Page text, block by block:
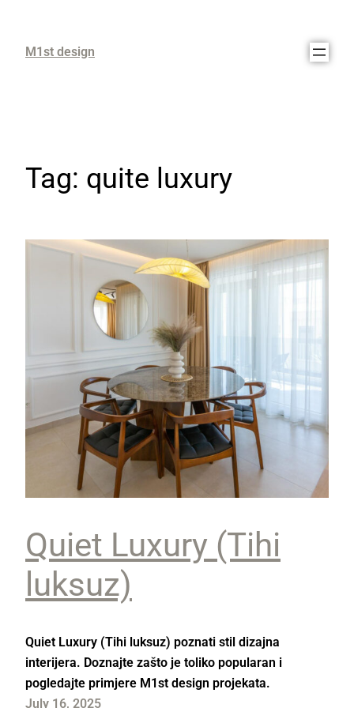
M1st design
Tag: quite luxury
Quiet Luxury (Tihi
luksuz)
Quiet Luxury (Tihi luksuz) poznati stil dizajna
interijera. Doznajte zašto je toliko popularan i
pogledajte primjere M1st design projekata.
July 16, 2025